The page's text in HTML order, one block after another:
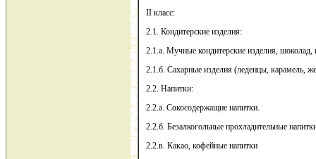
II класс:
2.1. Кондитерские изделия:
2.1.а. Мучные кондитерские изделия,
2.1.б. Сахарные изделия (леденцы, карамель,
2.2. Напитки:
2.2.а. Сокосодержащие напитки.
2.2.б. Безалкогольные прохладительные
2.2.в. Какао, кофейные напитки